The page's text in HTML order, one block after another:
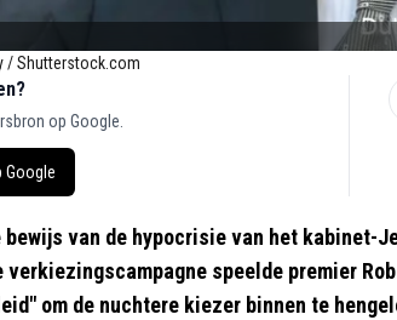
/ Shutterstock.com
op Google.
Google
van de hypocrisie van het kabinet-
speelde premier
om de nuchtere kiezer binnen te